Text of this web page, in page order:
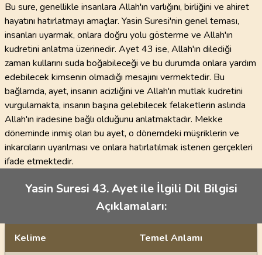
Bu sure, genellikle insanlara Allah'ın varlığını, birliğini ve ahiret
hayatını hatırlatmayı amaçlar. Yasin Suresi'nin genel teması,
insanları uyarmak, onlara doğru yolu gösterme ve Allah'ın
kudretini anlatma üzerinedir. Ayet 43 ise, Allah'ın dilediği
zaman kullarını suda boğabileceği ve bu durumda onlara yardım
edebilecek kimsenin olmadığı mesajını vermektedir. Bu
bağlamda, ayet, insanın acizliğini ve Allah'ın mutlak kudretini
vurgulamakta, insanın başına gelebilecek felaketlerin aslında
Allah'ın iradesine bağlı olduğunu anlatmaktadır. Mekke
döneminde inmiş olan bu ayet, o dönemdeki müşriklerin ve
inkarcıların uyarılması ve onlara hatırlatılmak istenen gerçekleri
ifade etmektedir.
Yasin Suresi 43. Ayet ile İlgili Dil Bilgisi
Açıklamaları:
Kelime Temel Anlamı